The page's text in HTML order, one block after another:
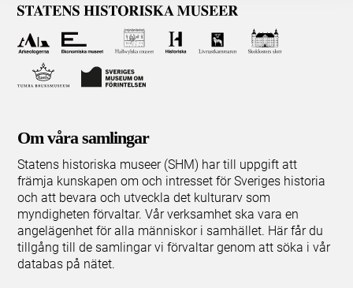
Om våra samlingar
Statens historiska museer (SHM) har till uppgift att
främja kunskapen om och intresset för Sveriges historia
och att bevara och utveckla det kulturarv som
myndigheten förvaltar. Vår verksamhet ska vara en
angelägenhet för alla människor i samhället. Här får du
tillgång till de samlingar vi förvaltar genom att söka i vår
databas på nätet.